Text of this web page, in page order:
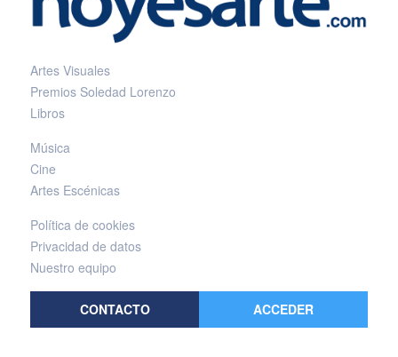
Artes Visuales
Premios Soledad Lorenzo
Libros
Música
Cine
Artes Escénicas
Política de cookies
Privacidad de datos
Nuestro equipo
CONTACTO ACCEDER